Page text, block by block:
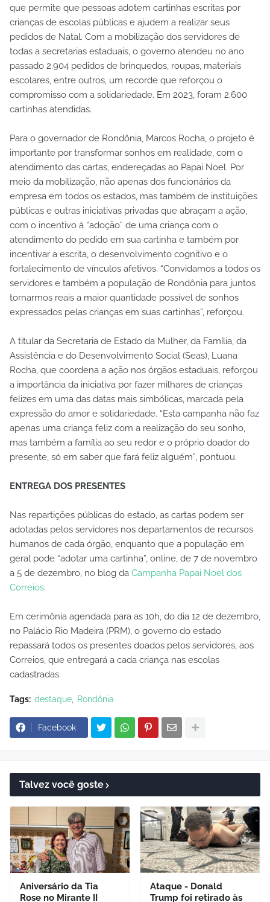
que permite que pessoas adotem cartinhas escritas por
crianças de escolas públicas e ajudem a realizar seus
pedidos de Natal. Com a mobilização dos servidores de
todas a secretarias estaduais, o governo atendeu no ano
passado 2.904 pedidos de brinquedos, roupas, materiais
escolares, entre outros, um recorde que reforçou o
compromisso com a solidariedade. Em 2023, foram 2.600
cartinhas atendidas.
Para o governador de Rondônia, Marcos Rocha, o projeto é
importante por transformar sonhos em realidade, com o
atendimento das cartas, endereçadas ao Papai Noel. Por
meio da mobilização, não apenas dos funcionários da
empresa em todos os estados, mas também de instituições
públicas e outras iniciativas privadas que abraçam a ação,
com o incentivo à “adoção” de uma criança com o
atendimento do pedido em sua cartinha e também por
incentivar a escrita, o desenvolvimento cognitivo e o
fortalecimento de vínculos afetivos. “Convidamos a todos os
servidores e também a população de Rondônia para juntos
tornarmos reais a maior quantidade possível de sonhos
expressados pelas crianças em suas cartinhas”, reforçou.
A titular da Secretaria de Estado da Mulher, da Família, da
Assistência e do Desenvolvimento Social (Seas), Luana
Rocha, que coordena a ação nos órgãos estaduais, reforçou
a importância da iniciativa por fazer milhares de crianças
felizes em uma das datas mais simbólicas, marcada pela
expressão do amor e solidariedade. “Esta campanha não faz
apenas uma criança feliz com a realização do seu sonho,
mas também a família ao seu redor e o próprio doador do
presente, só em saber que fará feliz alguém”, pontuou.
ENTREGA DOS PRESENTES
Nas repartições públicas do estado, as cartas podem ser
adotadas pelos servidores nos departamentos de recursos
humanos de cada órgão, enquanto que a população em
geral pode “adotar uma cartinha”, online, de 7 de novembro
a 5 de dezembro, no blog da Campanha Papai Noel dos
Correios.
Em cerimônia agendada para as 10h, do dia 12 de dezembro,
no Palácio Rio Madeira (PRM), o governo do estado
repassará todos os presentes doados pelos servidores, aos
Correios, que entregará a cada criança nas escolas
cadastradas.
Tags: destaque Rondônia
Facebook
Talvez você goste
Aniversário da Tia
Rose no Mirante II
Ataque - Donald
Trump foi retirado às